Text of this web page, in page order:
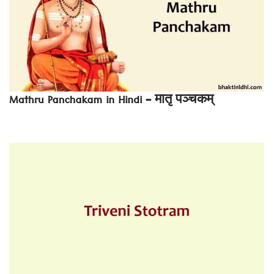
Mathru Panchakam in Hindi – मातृ पञ्चकम्